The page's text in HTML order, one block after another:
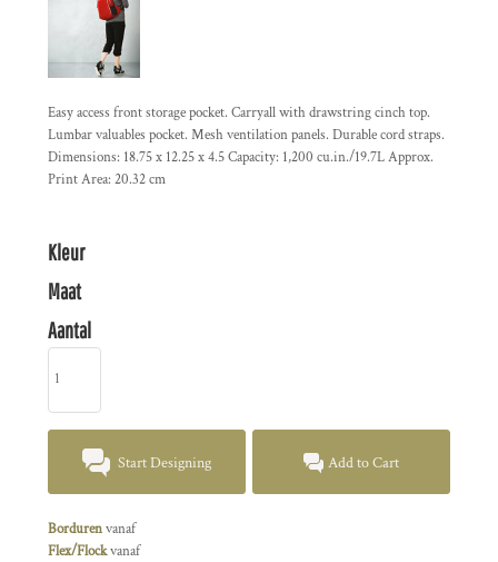
Easy access front storage pocket. Carryall with drawstring cinch top.
Lumbar valuables pocket. Mesh ventilation panels. Durable cord straps.
Dimensions: 18.75 x 12.25 x 4.5 Capacity: 1,200 cu.in./19.7L Approx.
Print Area: 20.32 cm
Kleur
Maat
Aantal
Start Designing Add to Cart
Bordurenvanaf
Flex/Flockvanaf